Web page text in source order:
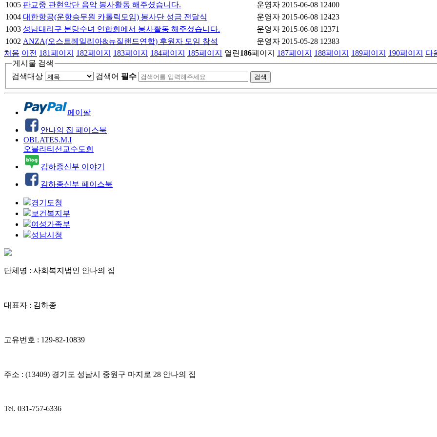
1005 판교중 관현악단 음악 봉사활동 해주셨습니다. 운영자 2015-06-08 12400
1004 대한항공(운항승무원 카톨릭모임) 봉사단 성금 전달식 운영자 2015-06-08 12423
1003 성남대리구 본당수녀 연합회에서 봉사활동 해주셨습니다. 운영자 2015-06-08 12371
1002 ANZA(오스트레일리아&뉴질랜드연합) 후원자 모임 참석 운영자 2015-05-28 12383
처음 이전 181페이지 182페이지 183페이지 184페이지 185페이지 열린186페이지 187페이지 188페이지 189페이지 190페이지
다
게시물 검색
검색대상
검색어 필수
페이팔
안나의 집 페이스북
OBLATES.M.I
오블라티선교수도회
김하종신부 이야기
김하종신부 페이스북
경기도청
보건복지부
여성가족부
성남시청
단체명 : 사회복지법인 안나의 집
대표자 : 김하종
고유번호 : 129-82-10839
주소 : (13409) 경기도 성남시 중원구 마지로 28 안나의 집
Tel. 031-757-6336